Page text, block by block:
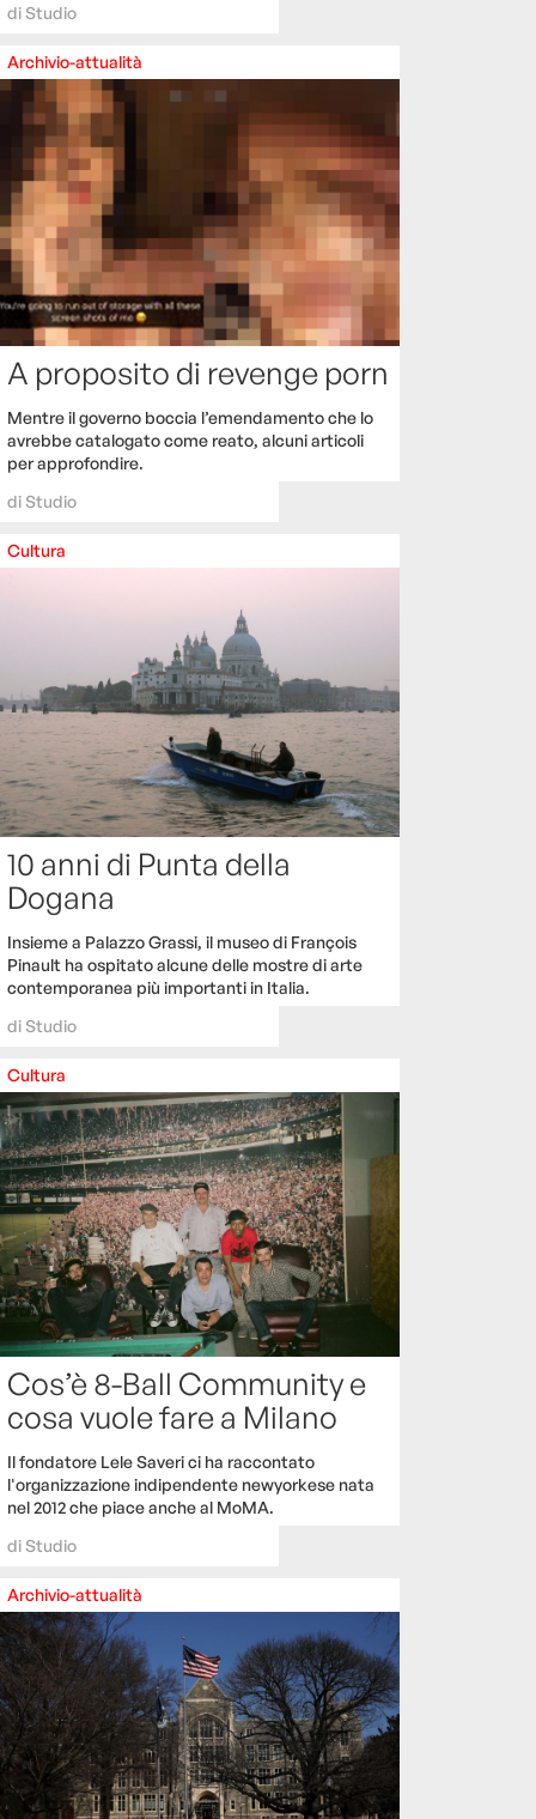
diStudio
Archivio-attualità
A proposito di revenge porn
Mentre il governo boccia l’emendamento che lo
avrebbe catalogato come reato, alcuni articoli
per approfondire.
diStudio
Cultura
10 anni di Punta della
Dogana
Insieme a Palazzo Grassi, il museo di François
Pinault ha ospitato alcune delle mostre di arte
contemporanea più importanti in Italia.
diStudio
Cultura
Cos’è 8-Ball Community e
cosa vuole fare a Milano
Il fondatore Lele Saveri ci ha raccontato
l'organizzazione indipendente newyorkese nata
nel 2012 che piace anche al MoMA.
diStudio
Archivio-attualità